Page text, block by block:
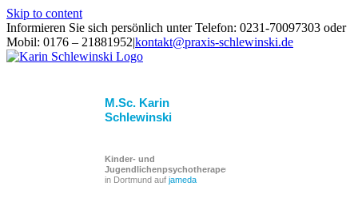
Skip to content
Informieren Sie sich persönlich unter Telefon: 0231-70097303 oder
Mobil: 0176 – 21881952|kontakt@praxis-schlewinski.de
M.Sc. Karin
Schlewinski
Kinder- und
Jugendlichenpsychotherapeuten
in Dortmund auf jameda